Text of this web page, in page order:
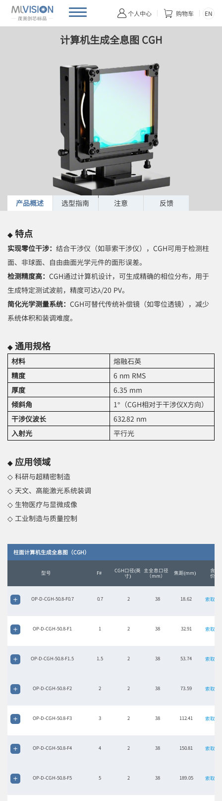
个人中心  购物车 EN
首页 产品首页 光电探测 计算机生成全息图 CGH
计算机生成全息图 CGH
产品概述 选型指南 注意 反馈
◆ 特点
实现零位干涉： 结合干涉仪（如菲索干涉仪），CGH可用于检测柱
面、非球面、自由曲面光学元件的面形误差。
检测精度高： CGH通过计算机设计，可生成精确的相位分布，用于
生成特定测试波前，精度可达λ/20 PV。
简化光学测量系统： CGH可替代传统补偿镜（如零位透镜），减少
系统体积和装调难度。
◆ 通用规格
材料
熔融石英
精度
6 nm RMS
厚度
6.35 mm
倾斜角
1°（CGH相对于干涉仪X方向）
干涉仪波长
632.82 nm
入射光
平行光
◆ 应用领域
◇ 科研与超精密制造
◇ 天文、高能激光系统装调
◇ 生物医疗与显微成像
◇ 工业制造与质量控制
柱面计算机生成全息图（CGH）
型号 F# CGH口径(英
寸)
主全息口径
（mm） 焦距(mm) 含税
价格
OP-D-CGH-50.8-F0.7 0.7 2 38 18.62 索取报
OP-D-CGH-50.8-F1 1 2 38 32.91 索取报
OP-D-CGH-50.8-F1.5 1.5 2 38 53.74 索取报
OP-D-CGH-50.8-F2 2 2 38 73.59 索取报
OP-D-CGH-50.8-F3 3 2 38 112.41 索取报
OP-D-CGH-50.8-F4 4 2 38 150.81 索取报
OP-D-CGH-50.8-F5 5 2 38 189.05 索取报